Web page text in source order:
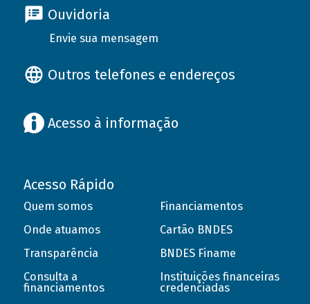
Ouvidoria
Envie sua mensagem
Outros telefones e endereços
Acesso à informação
Acesso Rápido
Quem somos
Onde atuamos
Transparência
Consulta a
financiamentos
Financiamentos
Cartão BNDES
BNDES Finame
Instituições financeiras
credenciadas